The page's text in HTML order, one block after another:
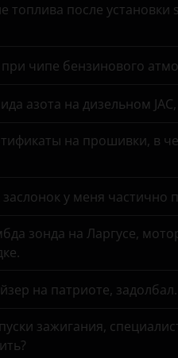
топлива после
чипе бензинового
азота на дизельном
на прошивки, в
у меня частично
зонда на Ларгусе,
на патриоте,
зажигания,